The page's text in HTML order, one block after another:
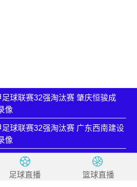
球联赛32强淘汰赛 肇庆恒骏成
像
球联赛32强淘汰赛 广东西南建设
像
足球联赛32强淘汰赛 贪玩游戏 VS
足球直播 篮球直播